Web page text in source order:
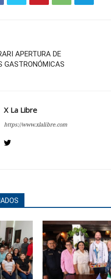
APERTURA DE
GASTRONÓMICAS
X La Libre
https://www.xlalibre.com